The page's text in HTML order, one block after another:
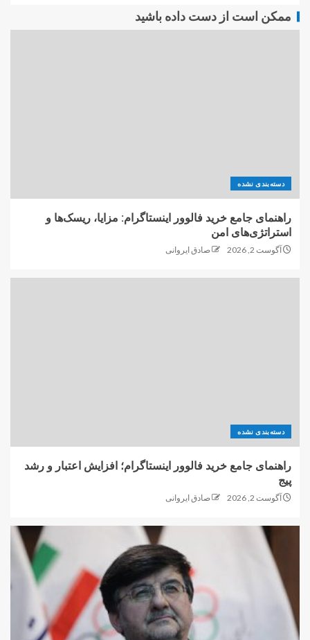
ممکن است از دست داده باشید
دسته‌بندی نشده
راهنمای جامع خرید فالوور اینستاگرام: مزایا، ریسک‌ها و
استراتژی‌های امن
آگوست 2, 2026 صادق ایروانی
دسته‌بندی نشده
راهنمای جامع خرید فالوور اینستاگرام؛ افزایش اعتبار و رشد
پیج
آگوست 2, 2026 صادق ایروانی